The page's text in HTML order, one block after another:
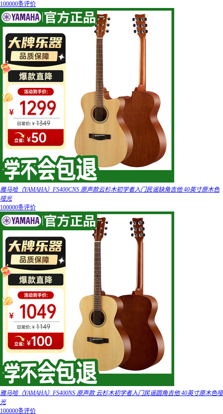
100000条评价
雅马哈（YAMAHA）FS400CNS 原声款云杉木初学者入门民谣缺角吉他 40英寸原木色
哑光
100000条评价
雅马哈（YAMAHA）FS400NS 原声款 云杉木初学者入门民谣圆角吉他 40英寸原木色哑
光
100000条评价